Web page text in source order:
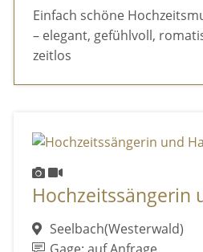
Einfach schöne
– elegant, gefühlvoll,
zeitlos
Hochzeitssängerin
Seelbach(Westerwald)